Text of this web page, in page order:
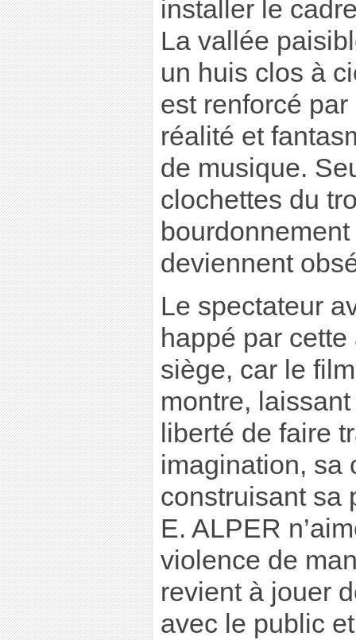
installer le
La vallée
un huis clos à
est renforcé
réalité et
de musique.
clochettes du
deviennent
Le spectateur
happé par cette
siège, car le
montre,
liberté de faire
imagination, sa
construisant sa
E. ALPER
violence de
revient à jouer
avec le public